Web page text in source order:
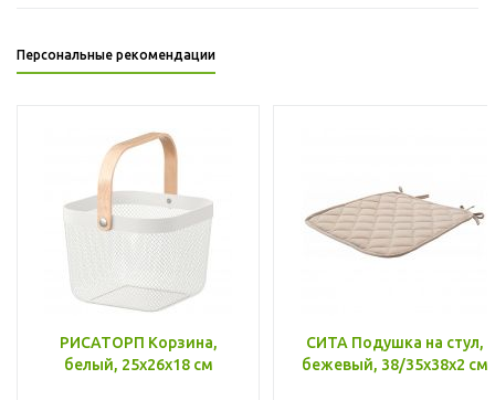
Персональные рекомендации
РИСАТОРП Корзина,
белый, 25x26x18 см
СИТА Подушка на стул,
бежевый, 38/35x38x2 см